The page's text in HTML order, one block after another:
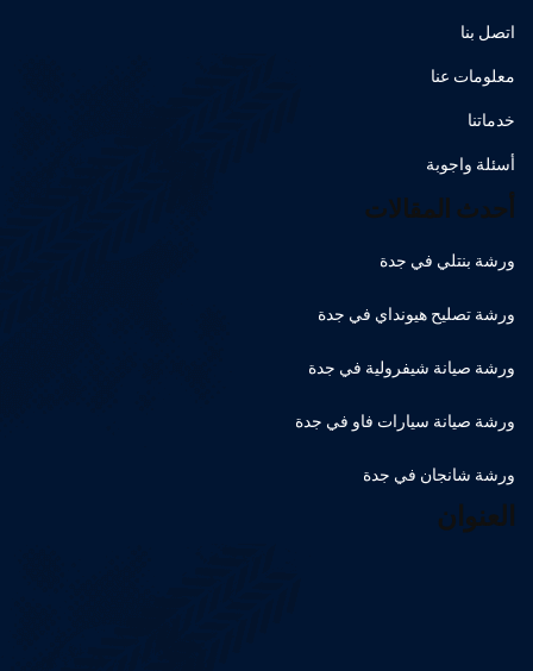
اتصل بنا
معلومات عنا
خدماتنا
أسئلة واجوبة
أحدث المقالات
ورشة بنتلي في جدة
ورشة تصليح هيونداي في جدة
ورشة صيانة شيفرولية في جدة
ورشة صيانة سيارات فاو في جدة
ورشة شانجان في جدة
العنوان